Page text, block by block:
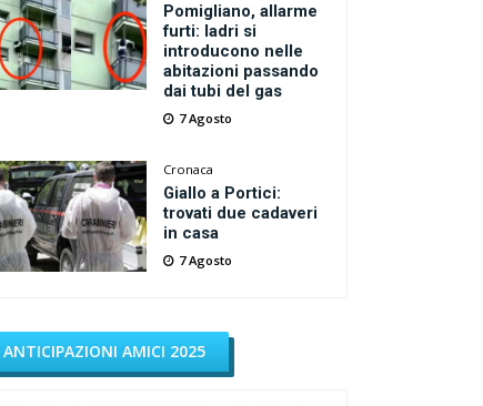
Pomigliano, allarme
furti: ladri si
introducono nelle
abitazioni passando
dai tubi del gas
7 Agosto
Cronaca
Giallo a Portici:
trovati due cadaveri
in casa
7 Agosto
ANTICIPAZIONI AMICI 2025